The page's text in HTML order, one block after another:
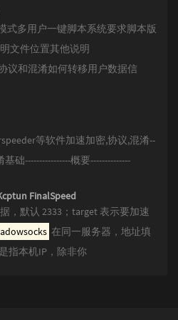
式多用户一键脚本系统要求脚本版
文件位置其他说明
议和混淆如何转移用户数据信
等软件加速加密,协议,混淆--
基础----------------概要--------------
FinalSpeed
，默认 2333；target 表示要加速
在同一服务器，地址填
指本机IP，除非你